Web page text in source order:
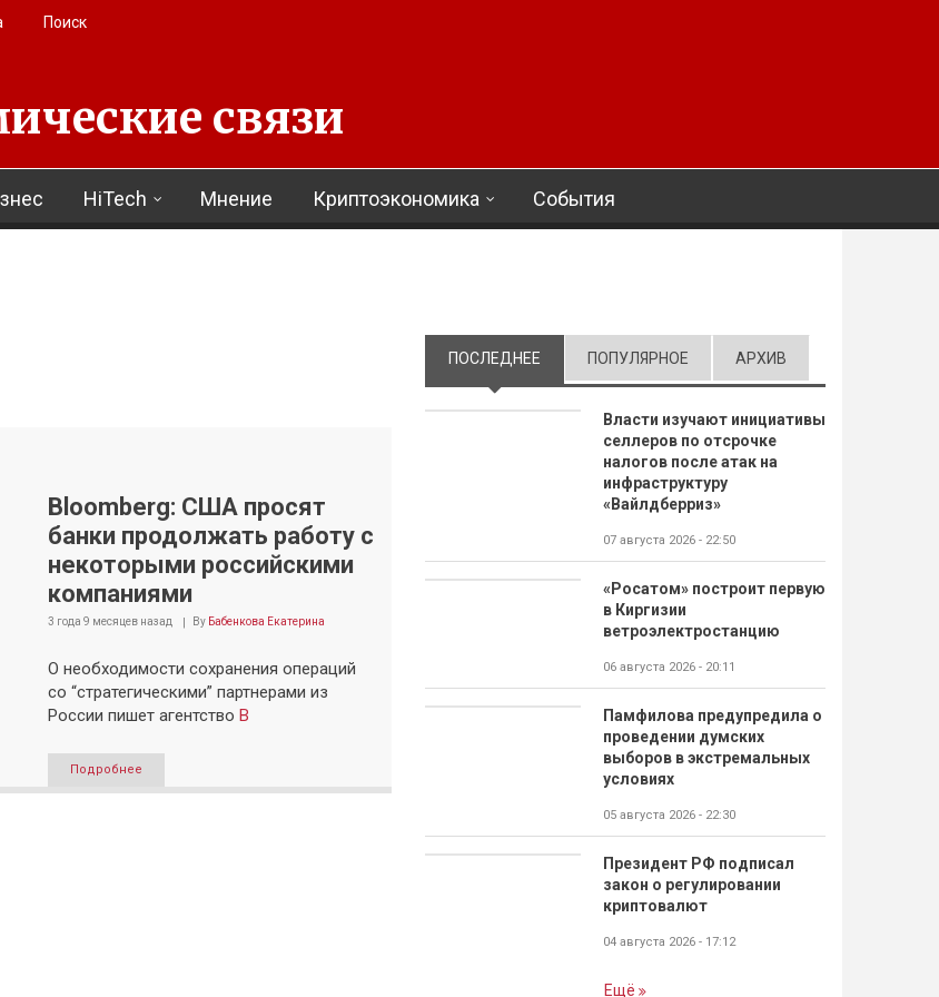
Поиск
связи
HiTech Мнение Криптоэкономика События
Bloomberg: США просят
банки продолжать работу с
некоторыми российскими
компаниями
3 года 9 месяцевназад By Бабенкова Екатерина
О необходимости сохранения операций
со “стратегическими” партнерами из
России пишет агентство B
Подробнее
ПОСЛЕДНЕЕ (АКТИВНАЯ ВКЛАДКА)
ПОПУЛЯРНОЕ АРХИВ
Власти изучают инициативы
селлеров по отсрочке
налогов после атак на
инфраструктуру
«Вайлдберриз»
07 августа 2026 - 22:50
«Росатом» построит первую
в Киргизии
ветроэлектростанцию
06 августа 2026 - 20:11
Памфилова предупредила о
проведении думских
выборов в экстремальных
условиях
05 августа 2026 - 22:30
Президент РФ подписал
закон о регулировании
криптовалют
04 августа 2026 - 17:12
Ещё